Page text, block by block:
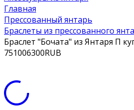
Главная
Прессованный янтарь
Браслеты из прессованного
Браслет "Бочата" из Янтаря П
751006300RUB